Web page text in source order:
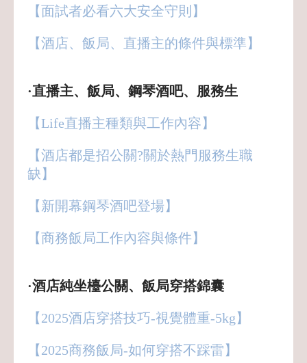
【面試者必看六大安全守則】
【酒店、飯局、直播主的條件與標準】
·直播主、飯局、鋼琴酒吧、服務生
【Life直播主種類與工作內容】
【酒店都是招公關?關於熱門服務生職
缺】
【新開幕鋼琴酒吧登場】
【商務飯局工作內容與條件】
·酒店純坐檯公關、飯局穿搭錦囊
【2025酒店穿搭技巧-視覺體重-5kg】
【2025商務飯局-如何穿搭不踩雷】